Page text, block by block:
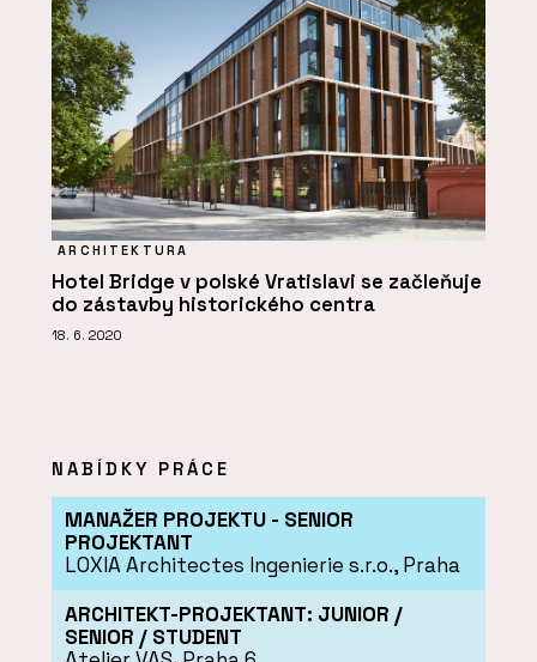
ARCHITEKTURA
Hotel Bridge v polské Vratislavi se začleňuje
do zástavby historického centra
18. 6. 2020
NABÍDKY PRÁCE
MANAŽER PROJEKTU - SENIOR
PROJEKTANT
LOXIA Architectes Ingenierie s.r.o., Praha
ARCHITEKT-PROJEKTANT: JUNIOR /
SENIOR / STUDENT